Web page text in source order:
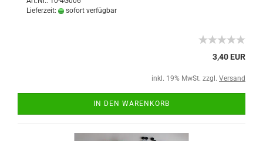
Lieferzeit:
sofort verfügbar
3,40 EUR
inkl. 19% MwSt. zzgl. Versand
IN DEN WARENKORB